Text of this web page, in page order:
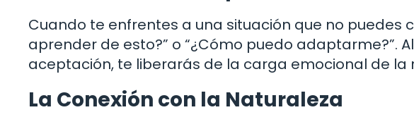
Cuando te enfrentes a una situación que no puedes
aprender de esto?” o “¿Cómo puedo adaptarme?”.
aceptación, te liberarás de la carga emocional de la
La Conexión con la Naturaleza